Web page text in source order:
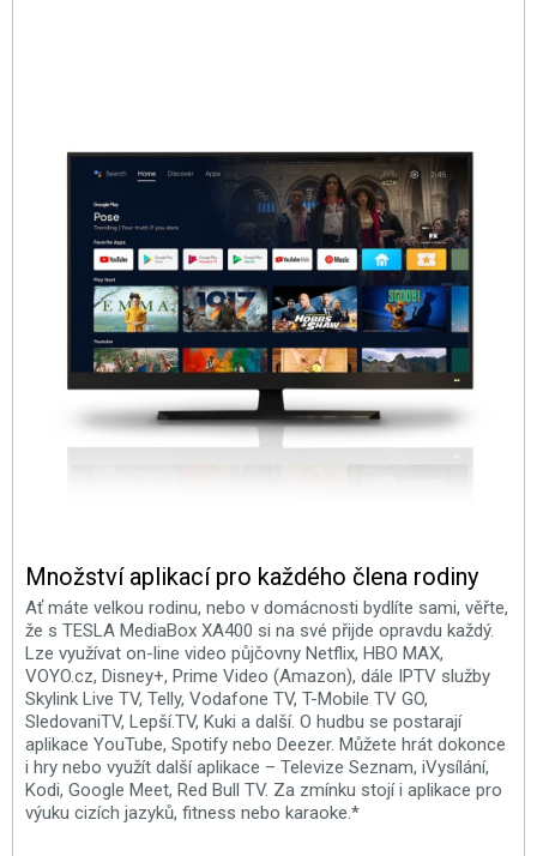
Množství aplikací pro každého člena rodiny
Ať máte velkou rodinu, nebo v domácnosti bydlíte sami, věřte,
že s TESLA MediaBox XA400 si na své přijde opravdu každý.
Lze využívat on-line video půjčovny Netflix, HBO MAX,
VOYO.cz, Disney+, Prime Video (Amazon), dále IPTV služby
Skylink Live TV, Telly, Vodafone TV, T-Mobile TV GO,
SledovaniTV, Lepší.TV, Kuki a další. O hudbu se postarají
aplikace YouTube, Spotify nebo Deezer. Můžete hrát dokonce
i hry nebo využít další aplikace – Televize Seznam, iVysílání,
Kodi, Google Meet, Red Bull TV. Za zmínku stojí i aplikace pro
výuku cizích jazyků, fitness nebo karaoke.*